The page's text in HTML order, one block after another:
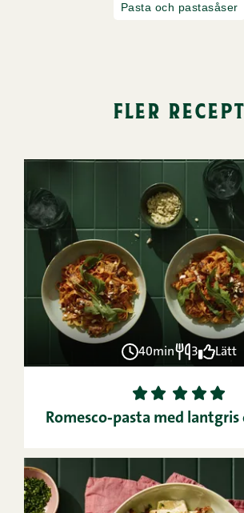
Pasta och pastasåser
fler recept
40min 3 Lätt
1 2 3 4
5
Romesco‑pasta med lantgris